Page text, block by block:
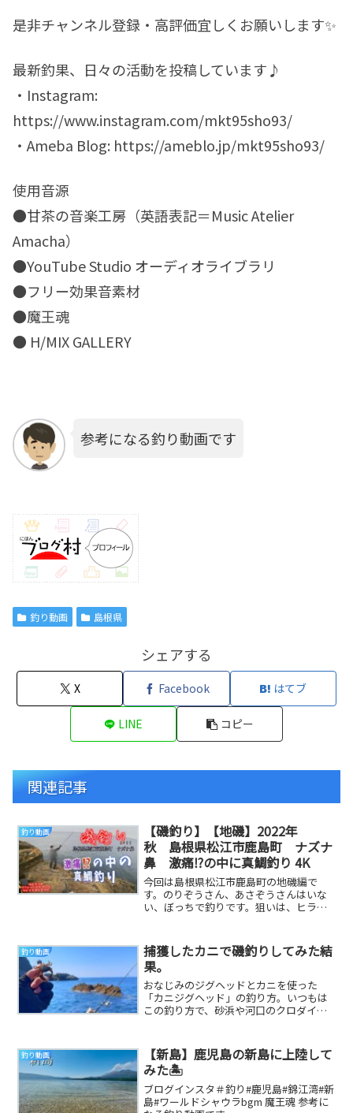
是非チャンネル登録・高評価宜しくお願いします✨
最新釣果、日々の活動を投稿しています♪
・Instagram:
https://www.instagram.com/mkt95sho93/
・Ameba Blog: https://ameblo.jp/mkt95sho93/
使用音源
●甘茶の音楽工房（英語表記＝Music Atelier
Amacha）
●YouTube Studio オーディオライブラリ
●フリー効果音素材
●魔王魂
● H/MIX GALLERY
参考になる釣り動画です
釣り動画 島根県
シェアする
X Facebook はてブ
LINE コピー
関連記事
釣り動画
【磯釣り】【地磯】2022年
秋 島根県松江市鹿島町 ナズナ
鼻 激痛⁉️の中に真鯛釣り 4K
今回は島根県松江市鹿島町の地磯編で
す。のりぞうさん、あさぞうさんはいな
い、ぼっちで釣りです。狙いは、ヒラマ
釣り動画
捕獲したカニで磯釣りしてみた結
果。
おなじみのジグヘッドとカニを使った
「カニジグヘッド」の釣り方。いつもは
この釣り方で、砂浜や河口のクロダイを
釣り動画
【新島】鹿児島の新島に上陸して
みた🏝️
ブログインスタ＃釣り#鹿児島#錦江湾#新
島#ワールドシャウラbgm 魔王魂 参考に